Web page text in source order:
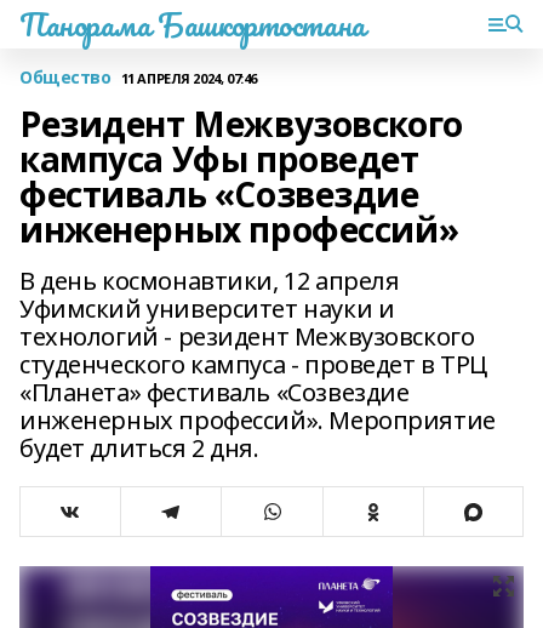
Панорама Башкортостана
Общество 11 АПРЕЛЯ 2024, 07:46
Резидент Межвузовского
кампуса Уфы проведет
фестиваль «Созвездие
инженерных профессий»
В день космонавтики, 12 апреля
Уфимский университет науки и
технологий - резидент Межвузовского
студенческого кампуса - проведет в ТРЦ
«Планета» фестиваль «Созвездие
инженерных профессий». Мероприятие
будет длиться 2 дня.